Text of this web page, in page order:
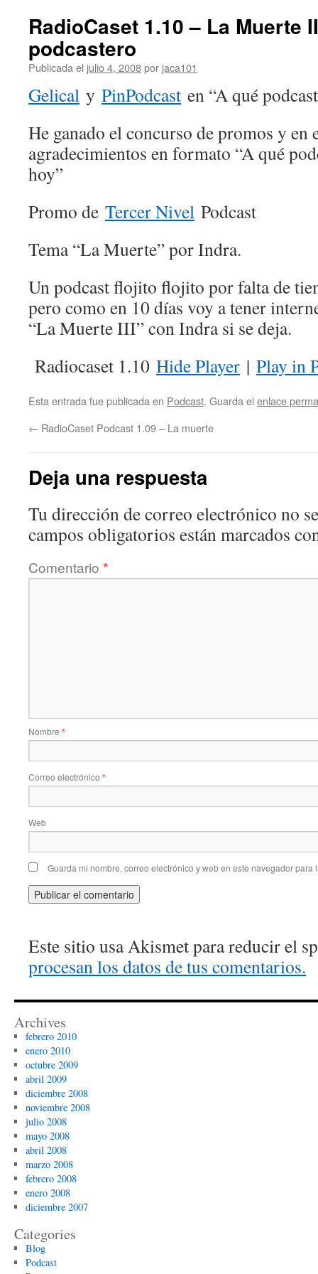
RadioCaset 1.10 – La Muerte
podcastero
Publicada el julio 4, 2008por jaca101
Gelical y PinPodcast en “A qué
He ganado el concurso de promos y en
agradecimientos en formato “A qué
hoy”
Promo de Tercer Nivel Podcast
Tema “La Muerte” por Indra.
Un podcast flojito flojito por falta de
pero como en 10 dí­as voy a tener
“La Muerte III” con Indra si se deja.
Radiocaset 1.10 Hide Player | Play in
Esta entrada fue publicada en Podcast. Guarda el enlace
← RadioCaset Podcast 1.09 – La muerte
Deja una respuesta
Tu dirección de correo electrónico no
campos obligatorios están marcados
Comentario *
Nombre *
Correo electrónico *
Web
Guarda mi nombre, correo electrónico y web en este navegador para
Este sitio usa Akismet para reducir el
procesan los datos de tus comentarios.
Archives
febrero 2010
enero 2010
octubre 2009
abril 2009
diciembre 2008
noviembre 2008
julio 2008
mayo 2008
abril 2008
marzo 2008
febrero 2008
enero 2008
diciembre 2007
Categories
Blog
Podcast